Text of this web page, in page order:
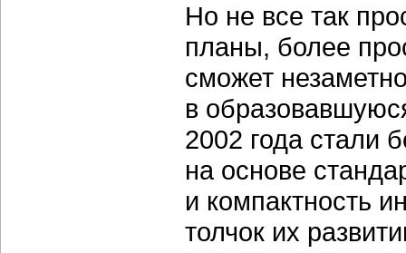
Но не все так
планы, более
сможет
в
2002 года стали
на основе
и компактность
толчок их